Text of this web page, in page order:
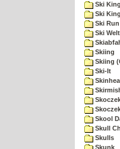
Ski King
Ski
Ski Run
Ski
Skiing
Skiing
Ski-It
Skool
Skull
Skulls
Skunk